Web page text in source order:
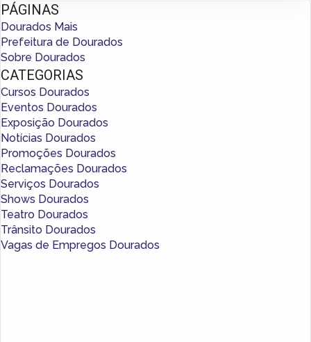
PÁGINAS
Dourados Mais
Prefeitura de Dourados
Sobre Dourados
CATEGORIAS
Cursos Dourados
Eventos Dourados
Exposição Dourados
Notícias Dourados
Promoções Dourados
Reclamações Dourados
Serviços Dourados
Shows Dourados
Teatro Dourados
Trânsito Dourados
Vagas de Empregos Dourados